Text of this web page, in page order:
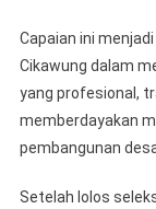
Capaian ini
Cikawung dalam
yang profesional,
memberdayakan
pembangunan
Setelah lolos